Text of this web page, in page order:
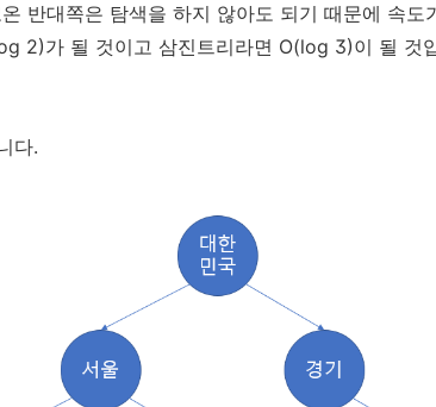
반대쪽은 탐색을 하지 않아도 되기 때문에 속
2)가 될 것이고 삼진트리라면 O(log 3)이 될 것
다.